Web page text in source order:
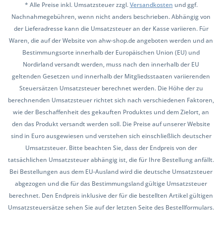
* Alle Preise inkl. Umsatzsteuer zzgl.Versandkosten und ggf.
Nachnahmegebühren, wenn nicht anders beschrieben. Abhängig von
der Lieferadresse kann die Umsatzsteuer an der Kasse variieren. Für
Waren, die auf der Website von ahw-shop.de angeboten werden und an
Bestimmungsorte innerhalb der Europäischen Union (EU) und
Nordirland versandt werden, muss nach den innerhalb der EU
geltenden Gesetzen und innerhalb der Mitgliedsstaaten variierenden
Steuersätzen Umsatzsteuer berechnet werden. Die Höhe der zu
berechnenden Umsatzsteuer richtet sich nach verschiedenen Faktoren,
wie der Beschaffenheit des gekauften Produktes und dem Zielort, an
den das Produkt versandt werden soll. Die Preise auf unserer Website
sind in Euro ausgewiesen und verstehen sich einschließlich deutscher
Umsatzsteuer. Bitte beachten Sie, dass der Endpreis von der
tatsächlichen Umsatzsteuer abhängig ist, die für Ihre Bestellung anfällt.
Bei Bestellungen aus dem EU-Ausland wird die deutsche Umsatzsteuer
abgezogen und die für das Bestimmungsland gültige Umsatzsteuer
berechnet. Den Endpreis inklusive der für die bestellten Artikel gültigen
Umsatzsteuersätze sehen Sie auf der letzten Seite des Bestellformulars.